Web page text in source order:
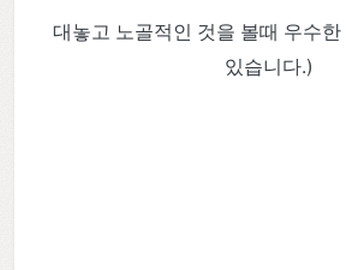
대놓고 노골적인 것을 볼때 우수
있습니다.)